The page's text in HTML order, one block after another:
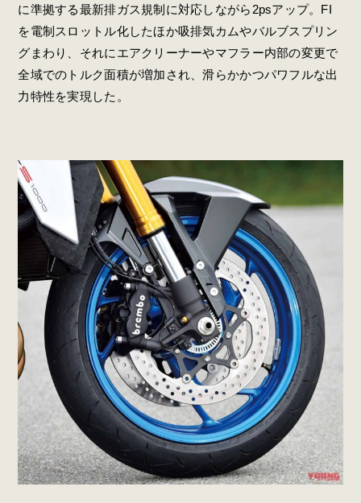
に準拠する最新排ガス規制に対応しながら2psアップ。FI
を電制スロットル化したほか吸排気カムやバルブスプリン
グまわり、それにエアクリーナーやマフラー内部の変更で
全域でのトルク面積が増加され、滑らかかつパワフルな出
力特性を実現した。